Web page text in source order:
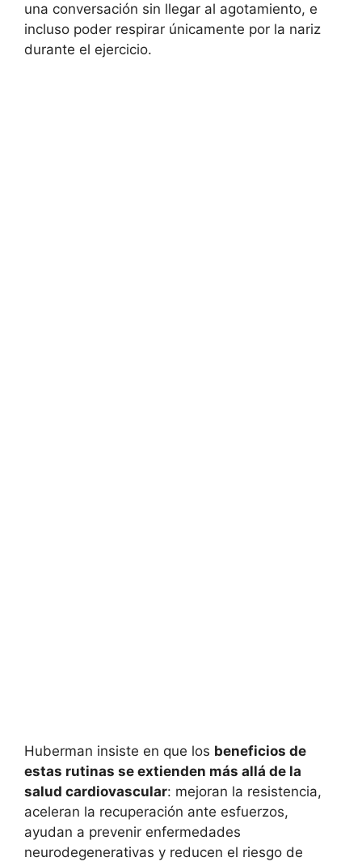
una conversación sin llegar al agotamiento, e
incluso poder respirar únicamente por la nariz
durante el ejercicio.
Huberman insiste en que los beneficios de
estas rutinas se extienden más allá de la
salud cardiovascular: mejoran la resistencia,
aceleran la recuperación ante esfuerzos,
ayudan a prevenir enfermedades
neurodegenerativas y reducen el riesgo de